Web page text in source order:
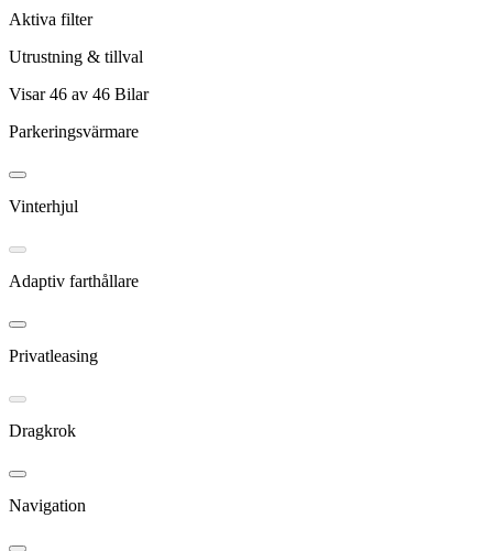
Aktiva filter
Utrustning & tillval
Visar46 av 46 Bilar
Parkeringsvärmare
Vinterhjul
Adaptiv farthållare
Privatleasing
Dragkrok
Navigation